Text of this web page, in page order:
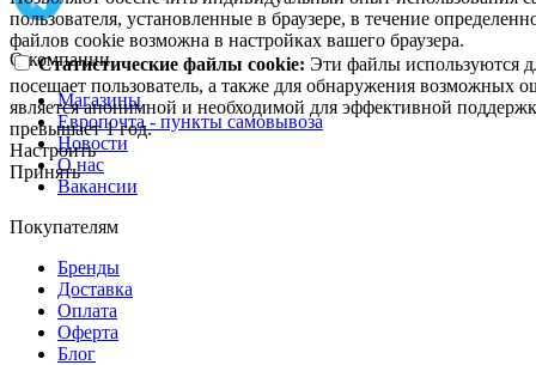
пользователя, установленные в браузере, в течение
файлов cookie возможна в настройках вашего браузера.
Статистические файлы cookie: Эти файлы используются
посещает пользователь, а также для обнаружения возможных
является анонимной и необходимой для эффективной
превышает 1 год.
Настроить
Принять
О компании
Магазины
Европочта - пункты самовывоза
Новости
О нас
Вакансии
Покупателям
Бренды
Доставка
Оплата
Оферта
Блог